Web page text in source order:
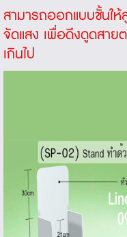
สามารถออกแบบชั้นให้
จัดแสง เพื่อดึงดูดสาย
เกินไป